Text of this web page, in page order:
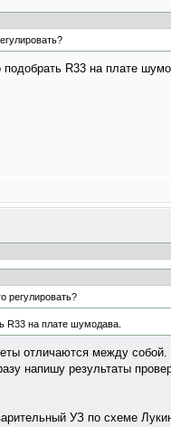
R33 на плате
регулировать?
R33 на плате шумодава.
отличаются между
напишу результаты
УЗ по схеме